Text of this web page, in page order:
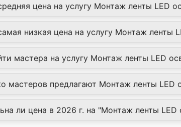
цена на услугу Монтаж ленты LED
низкая цена на услугу Монтаж ленты
мастера на услугу Монтаж ленты LED
мастеров предлагают Монтаж ленты LED
ли цена в 2026 г. на "Монтаж ленты LED